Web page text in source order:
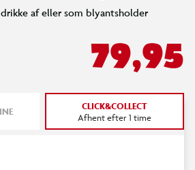
af eller som blyantsholder
79,95
CLICK&COLLECT
Afhent efter 1 time